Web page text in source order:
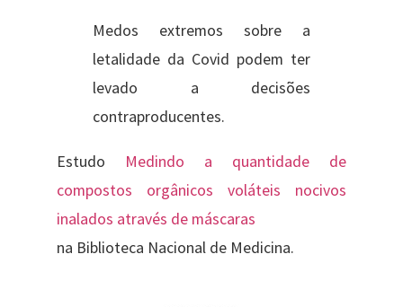
Medos extremos sobre a
letalidade da Covid podem ter
levado a decisões
contraproducentes.
Estudo Medindo a quantidade de
compostos orgânicos voláteis nocivos
inalados através de máscaras
na Biblioteca Nacional de Medicina.